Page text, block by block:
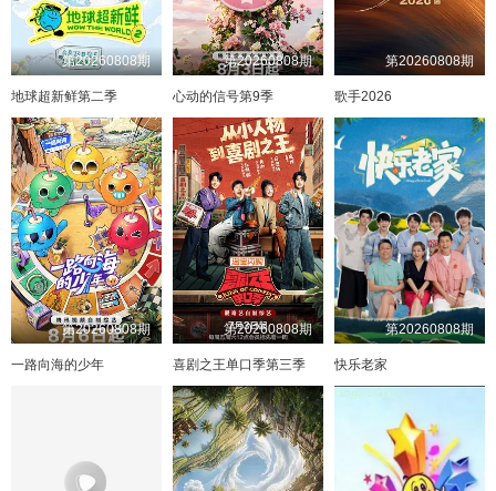
第20260808期
地球超新鲜第二季
第20260808期
心动的信号第9季
第20260808期
歌手2026
第20260808期
一路向海的少年
第20260808期
喜剧之王单口季第三季
第20260808期
快乐老家